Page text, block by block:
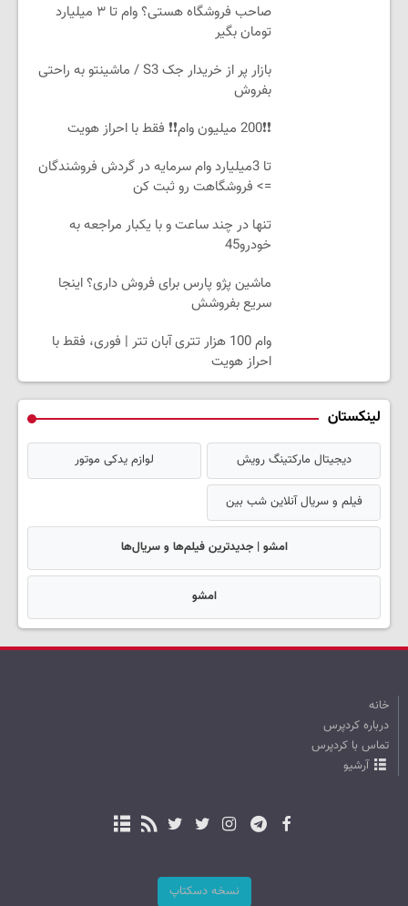
صاحب فروشگاه هستی؟ وام تا ۳ میلیارد
تومان بگیر
بازار پر از خریدار جک S3 / ماشینتو به راحتی
بفروش
❗❗200 میلیون وام❗❗ فقط با احراز هویت
تا 3میلیارد وام سرمایه در گردش فروشندگان
=> فروشگاهت رو ثبت کن
تنها در چند ساعت و با یکبار مراجعه به
خودرو45
ماشین پژو پارس برای فروش داری؟ اینجا
سریع بفروشش
وام 100 هزار تتری آبان تتر | فوری، فقط با
احراز هویت
لینکستان
دیجیتال مارکتینگ رویش لوازم یدکی موتور
فیلم و سریال آنلاین شب بین
امشو | جدیدترین فیلم‌ها و سریال‌ها
امشو
خانه
درباره کردپرس
تماس با کردپرس
آرشیو
نسخه دسکتاپ